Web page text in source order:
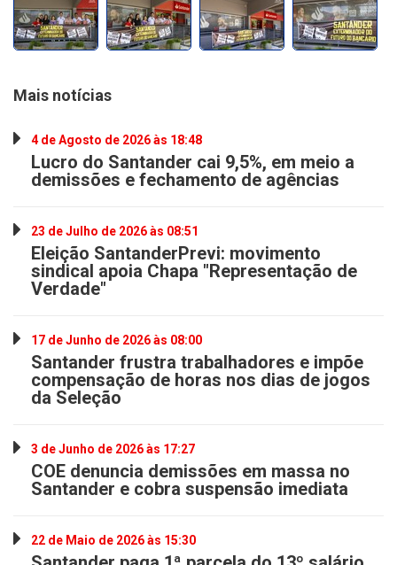
Mais notícias
4 de Agosto de 2026 às 18:48
Lucro do Santander cai 9,5%, em meio a
demissões e fechamento de agências
23 de Julho de 2026 às 08:51
Eleição SantanderPrevi: movimento
sindical apoia Chapa "Representação de
Verdade"
17 de Junho de 2026 às 08:00
Santander frustra trabalhadores e impõe
compensação de horas nos dias de jogos
da Seleção
3 de Junho de 2026 às 17:27
COE denuncia demissões em massa no
Santander e cobra suspensão imediata
22 de Maio de 2026 às 15:30